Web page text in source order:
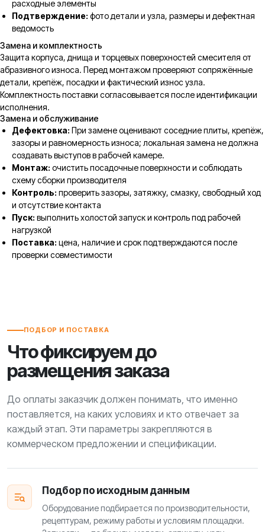
расходные элементы
Подтверждение: фото детали и узла, размеры и дефектная
ведомость
Замена и комплектность
Защита корпуса, днища и торцевых поверхностей смесителя от
абразивного износа. Перед монтажом проверяют сопряжённые
детали, крепёж, посадки и фактический износ узла.
Комплектность поставки согласовывается после идентификации
исполнения.
Замена и обслуживание
Дефектовка: При замене оценивают соседние плиты, крепёж,
зазоры и равномерность износа; локальная замена не должна
создавать выступов в рабочей камере.
Монтаж: очистить посадочные поверхности и соблюдать
схему сборки производителя
Контроль: проверить зазоры, затяжку, смазку, свободный ход
и отсутствие контакта
Пуск: выполнить холостой запуск и контроль под рабочей
нагрузкой
Поставка: цена, наличие и срок подтверждаются после
проверки совместимости
ПОДБОР И ПОСТАВКА
Что фиксируем до
размещения заказа
До оплаты заказчик должен понимать, что именно
поставляется, на каких условиях и кто отвечает за
каждый этап. Эти параметры закрепляются в
коммерческом предложении и спецификации.
Подбор по исходным данным
Оборудование подбирается по производительности,
рецептурам, режиму работы и условиям площадки.